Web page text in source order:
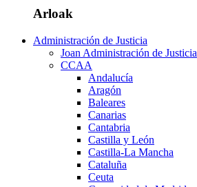
Arloak
Administración de Justicia
Joan Administración de Justicia
CCAA
Andalucía
Aragón
Baleares
Canarias
Cantabria
Castilla y León
Castilla-La Mancha
Cataluña
Ceuta